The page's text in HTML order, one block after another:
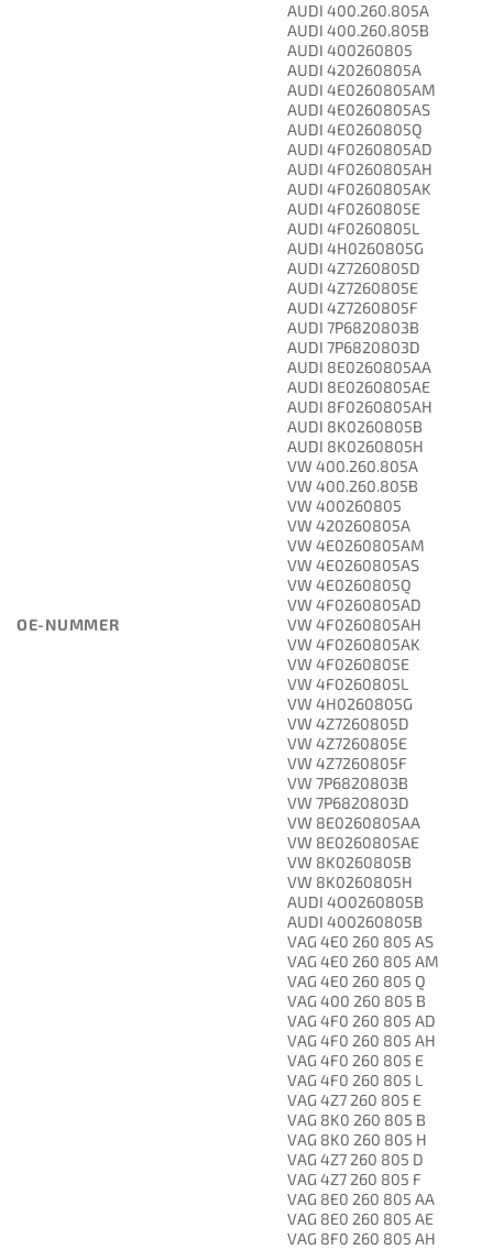
OE-NUMMER
AUDI 400.260.805A
AUDI 400.260.805B
AUDI 400260805
AUDI 420260805A
AUDI 4E0260805AM
AUDI 4E0260805AS
AUDI 4E0260805Q
AUDI 4F0260805AD
AUDI 4F0260805AH
AUDI 4F0260805AK
AUDI 4F0260805E
AUDI 4F0260805L
AUDI 4H0260805G
AUDI 4Z7260805D
AUDI 4Z7260805E
AUDI 4Z7260805F
AUDI 7P6820803B
AUDI 7P6820803D
AUDI 8E0260805AA
AUDI 8E0260805AE
AUDI 8F0260805AH
AUDI 8K0260805B
AUDI 8K0260805H
VW 400.260.805A
VW 400.260.805B
VW 400260805
VW 420260805A
VW 4E0260805AM
VW 4E0260805AS
VW 4E0260805Q
VW 4F0260805AD
VW 4F0260805AH
VW 4F0260805AK
VW 4F0260805E
VW 4F0260805L
VW 4H0260805G
VW 4Z7260805D
VW 4Z7260805E
VW 4Z7260805F
VW 7P6820803B
VW 7P6820803D
VW 8E0260805AA
VW 8E0260805AE
VW 8K0260805B
VW 8K0260805H
AUDI 4O0260805B
AUDI 400260805B
VAG 4E0 260 805 AS
VAG 4E0 260 805 AM
VAG 4E0 260 805 Q
VAG 400 260 805 B
VAG 4F0 260 805 AD
VAG 4F0 260 805 AH
VAG 4F0 260 805 E
VAG 4F0 260 805 L
VAG 4Z7 260 805 E
VAG 8K0 260 805 B
VAG 8K0 260 805 H
VAG 4Z7 260 805 D
VAG 4Z7 260 805 F
VAG 8E0 260 805 AA
VAG 8E0 260 805 AE
VAG 8F0 260 805 AH